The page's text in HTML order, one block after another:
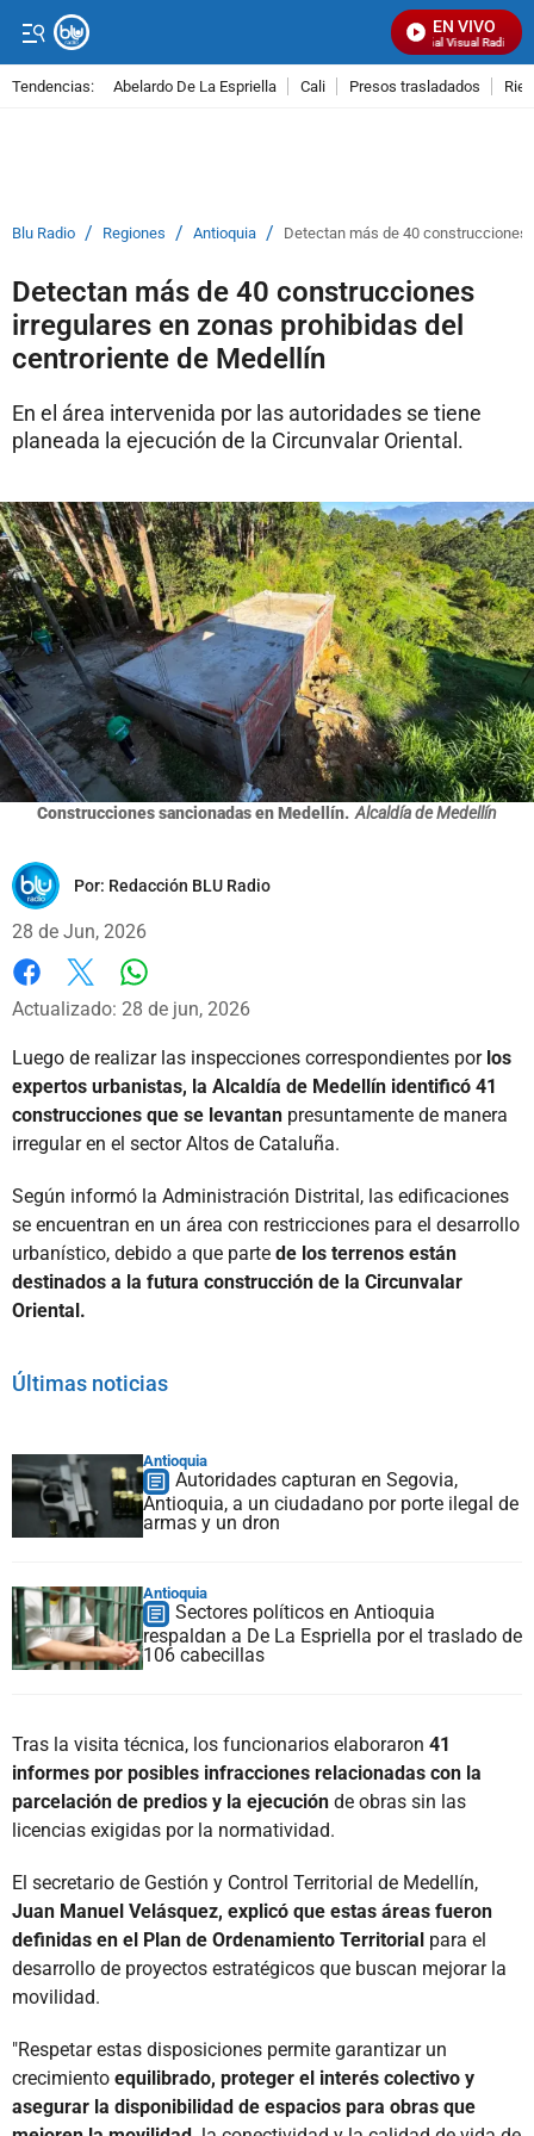
EN VIVO
Señal Visual Radio
Tendencias: Abelardo De La Espriella Cali Presos trasladados
Blu Radio / Regiones / Antioquia / Detectan más de 40 construcciones
Detectan más de 40 construcciones
irregulares en zonas prohibidas del
centroriente de Medellín
En el área intervenida por las autoridades se tiene
planeada la ejecución de la Circunvalar Oriental.
Construcciones sancionadas en Medellín. Alcaldía de Medellín
Por: Redacción BLU Radio
28 de Jun, 2026
Facebook
X
Actualizado: 28 de jun, 2026
Luego de realizar las inspecciones correspondientes por los
expertos urbanistas, la Alcaldía de Medellín identificó 41
construcciones que se levantan presuntamente de manera
irregular en el sector Altos de Cataluña.
Según informó la Administración Distrital, las edificaciones
se encuentran en un área con restricciones para el desarrollo
urbanístico, debido a que parte de los terrenos están
destinados a la futura construcción de la Circunvalar
Oriental.
Últimas noticias
Antioquia
Autoridades capturan en Segovia,
Antioquia, a un ciudadano por porte ilegal de
armas y un dron
Antioquia
Sectores políticos en Antioquia
respaldan a De La Espriella por el traslado de
106 cabecillas
Tras la visita técnica, los funcionarios elaboraron 41
informes por posibles infracciones relacionadas con la
parcelación de predios y la ejecución de obras sin las
licencias exigidas por la normatividad.
El secretario de Gestión y Control Territorial de Medellín,
Juan Manuel Velásquez, explicó que estas áreas fueron
definidas en el Plan de Ordenamiento Territorial para el
desarrollo de proyectos estratégicos que buscan mejorar la
movilidad.
"Respetar estas disposiciones permite garantizar un
crecimiento equilibrado, proteger el interés colectivo y
asegurar la disponibilidad de espacios para obras que